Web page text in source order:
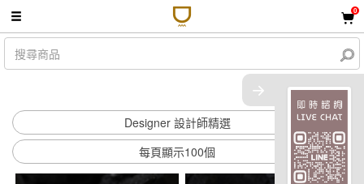
0
共 2 件商品
Designer 設計師精選
每頁顯示100個